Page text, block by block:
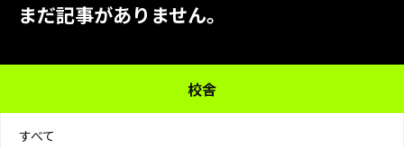
まだ記事がありません。
校舎
すべて